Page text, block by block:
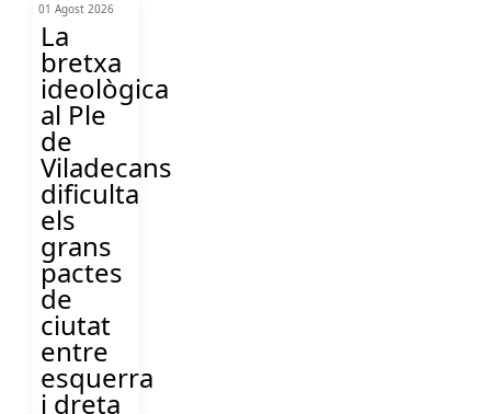
01 Agost 2026
La
bretxa
ideològica
al Ple
de
Viladecans
dificulta
els
grans
pactes
de
ciutat
entre
esquerra
i dreta